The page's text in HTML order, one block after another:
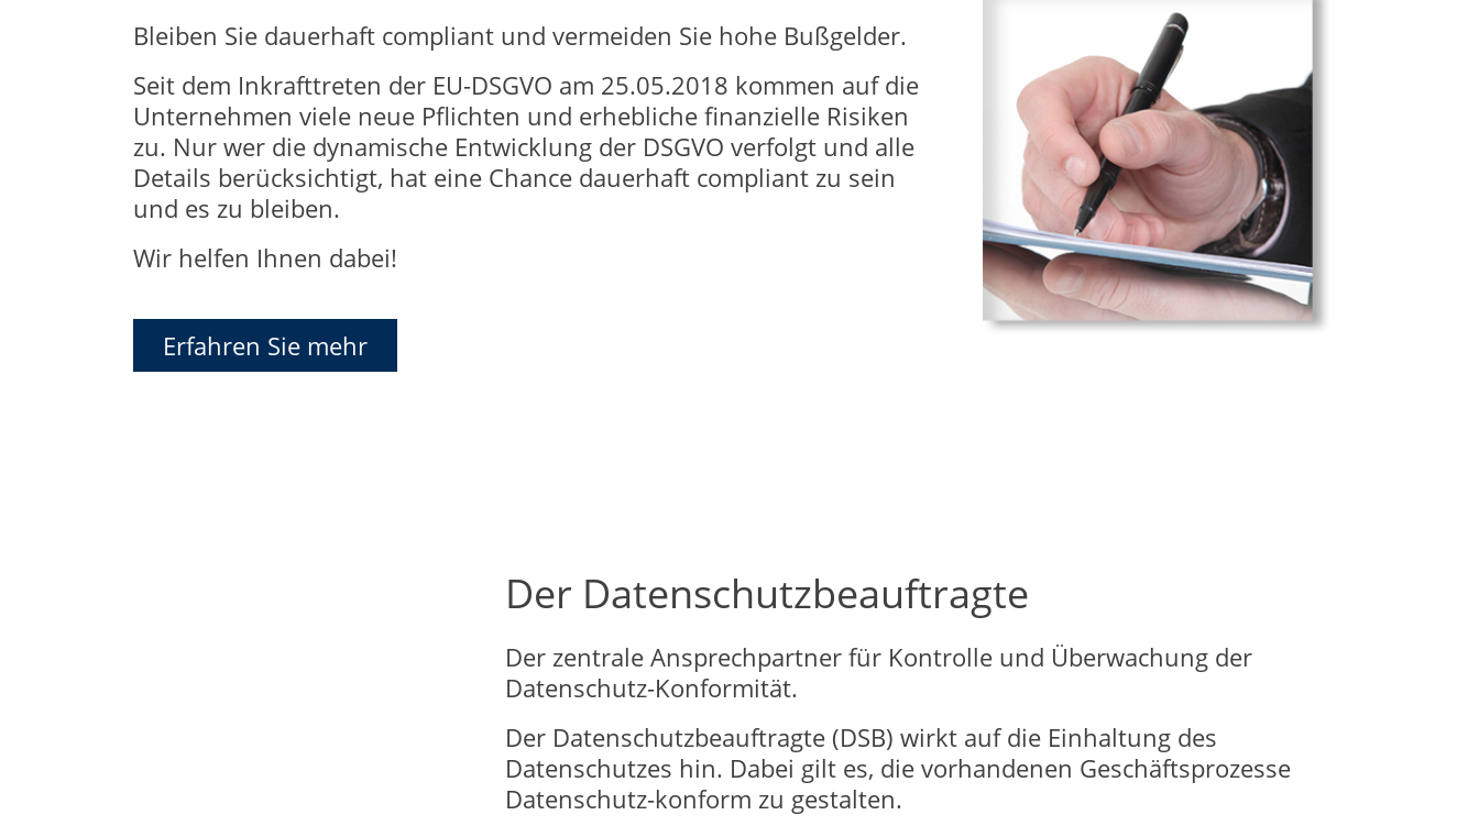
Bleiben Sie dauerhaft compliant und vermeiden Sie hohe Bußgelder.
Seit dem Inkrafttreten der EU-DSGVO am 25.05.2018 kommen auf die
Unternehmen viele neue Pflichten und erhebliche finanzielle Risiken
zu. Nur wer die dynamische Entwicklung der DSGVO verfolgt und alle
Details berücksichtigt, hat eine Chance dauerhaft compliant zu sein
und es zu bleiben.
Wir helfen Ihnen dabei!
Erfahren Sie mehr
Der Datenschutzbeauftragte
Der zentrale Ansprechpartner für Kontrolle und Überwachung der
Datenschutz-Konformität.
Der Datenschutzbeauftragte (DSB) wirkt auf die Einhaltung des
Datenschutzes hin. Dabei gilt es, die vorhandenen Geschäftsprozesse
Datenschutz-konform zu gestalten.